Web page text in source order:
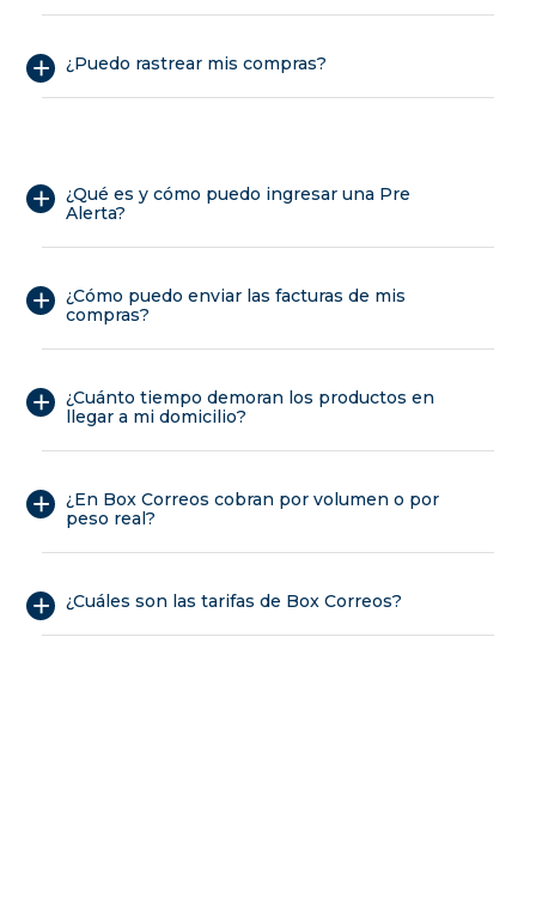
¿Puedo rastrear mis compras?
¿Qué es y cómo puedo ingresar una Pre
Alerta?
¿Cómo puedo enviar las facturas de mis
compras?
¿Cuánto tiempo demoran los productos en
llegar a mi domicilio?
¿En Box Correos cobran por volumen o por
peso real?
¿Cuáles son las tarifas de Box Correos?